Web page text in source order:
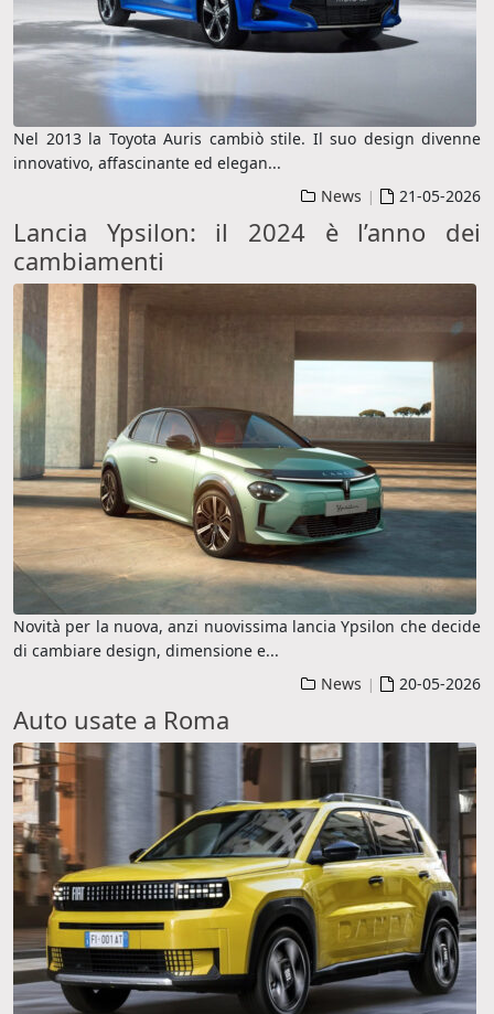
Nel 2013 la Toyota Auris cambiò stile. Il suo design divenne
innovativo, affascinante ed elegan...
News | 21-05-2026
Lancia Ypsilon: il 2024 è l’anno dei
cambiamenti
Novità per la nuova, anzi nuovissima lancia Ypsilon che decide
di cambiare design, dimensione e...
News | 20-05-2026
Auto usate a Roma